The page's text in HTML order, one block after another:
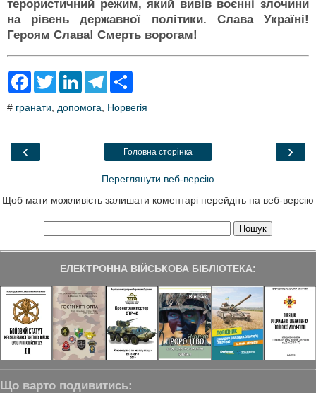
терористичний режим, який вивів воєнні злочини
на рівень державної політики. Слава Україні!
Героям Слава! Смерть ворогам!
F
e
o
T
t
L
k
T
e
a
r
# гранати допомога Норвегія
‹ ›
Головна сторінка
Переглянути веб-версію
Щоб мати можливість залишати коментарі перейдіть на веб-версію
ЕЛЕКТРОННА ВІЙСЬКОВА БІБЛІОТЕКА:
Що варто подивитись: